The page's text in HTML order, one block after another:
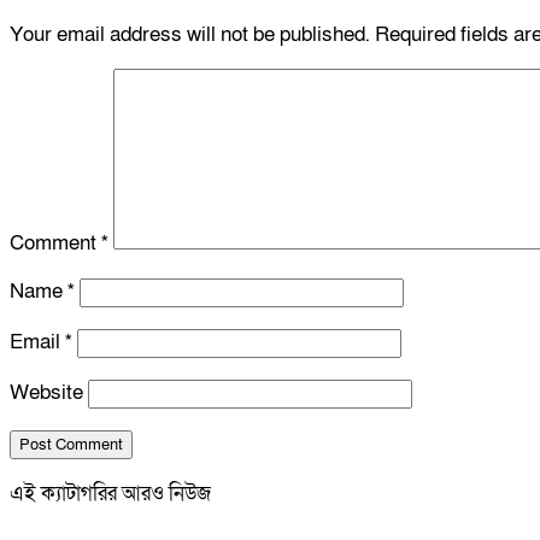
Your email address will not be published. Required fields
Comment*
Name*
Email *
Website
এই ক্যাটাগরির আরও নিউজ